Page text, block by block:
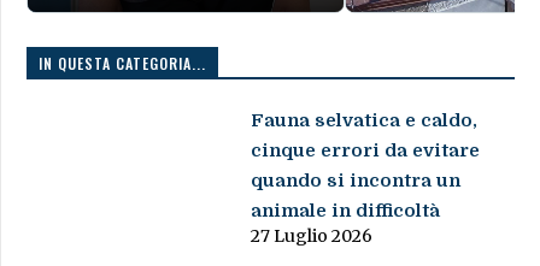
Cavalluccio marino torna
nei fondali della Gaiola, il
Parco: «Segnale della
rinascita della Posidonia»